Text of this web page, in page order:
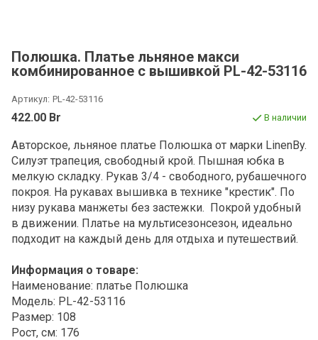
Полюшка. Платье льняное макси
комбинированное с вышивкой PL-42-53116
Артикул: PL-42-53116
422.00 Br В наличии
Авторское, льняное платье Полюшка от марки LinenBy.
Силуэт трапеция, свободный крой. Пышная юбка в
мелкую складку. Рукав 3/4 - свободного, рубашечного
покроя. На рукавах вышивка в технике "крестик". По
низу рукава манжеты без застежки. Покрой удобный
в движении. Платье на мультисезонсезон, идеально
подходит на каждый день для отдыха и путешествий.
Информация о товаре:
Наименование: платье Полюшка
Модель: PL-42-53116
Размер: 108
Рост, см: 176